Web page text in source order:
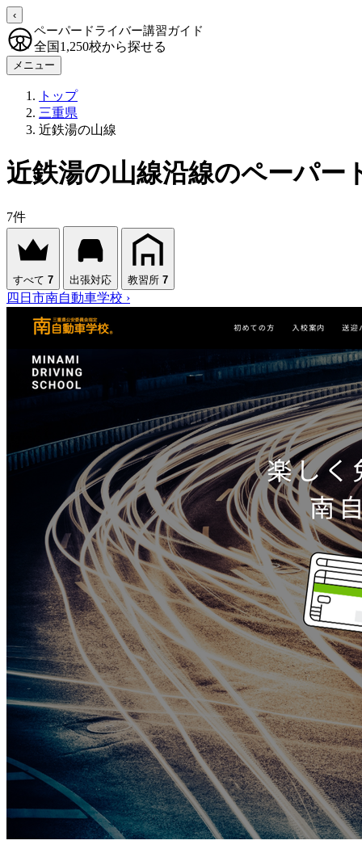
‹
ペーパードライバー講習ガイド
全国1,250校から探せる
メニュー
トップ
三重県
近鉄湯の山線
近鉄湯の山線沿線のペーパー
7件
すべて 7 出張対応 教習所 7
四日市南自動車学校 ›